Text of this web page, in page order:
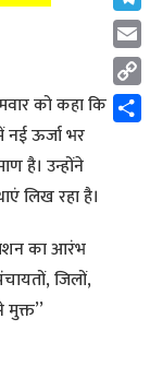
को कहा कि
नई ऊर्जा भर
है। उन्होंने
लिख रहा है।
का आरंभ
जिलों,
Copy
Link